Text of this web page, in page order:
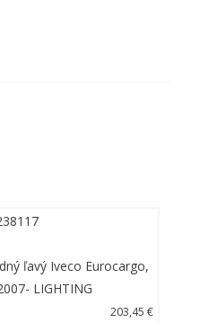
ľavý Iveco Eurocargo,
LIGHTING
203,45 €